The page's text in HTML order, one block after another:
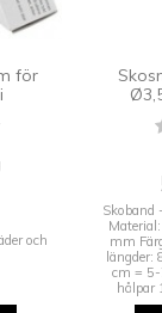
för
och
mm
cm =
hålpar